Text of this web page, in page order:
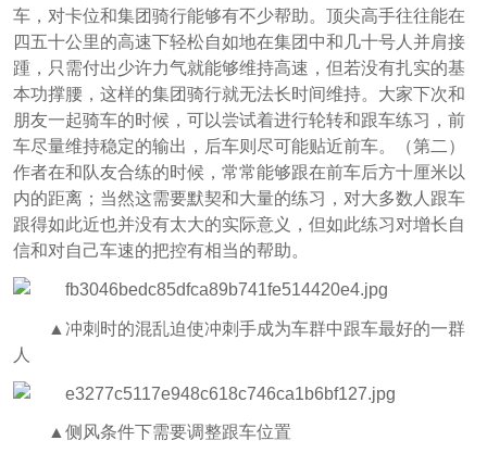
车，对卡位和集团骑行能够有不少帮助。顶尖高手往往能在
四五十公里的高速下轻松自如地在集团中和几十号人并肩接
踵，只需付出少许力气就能够维持高速，但若没有扎实的基
本功撑腰，这样的集团骑行就无法长时间维持。大家下次和
朋友一起骑车的时候，可以尝试着进行轮转和跟车练习，前
车尽量维持稳定的输出，后车则尽可能贴近前车。（第二）
作者在和队友合练的时候，常常能够跟在前车后方十厘米以
内的距离；当然这需要默契和大量的练习，对大多数人跟车
跟得如此近也并没有太大的实际意义，但如此练习对增长自
信和对自己车速的把控有相当的帮助。
▲冲刺时的混乱迫使冲刺手成为车群中跟车最好的一群
人
▲侧风条件下需要调整跟车位置